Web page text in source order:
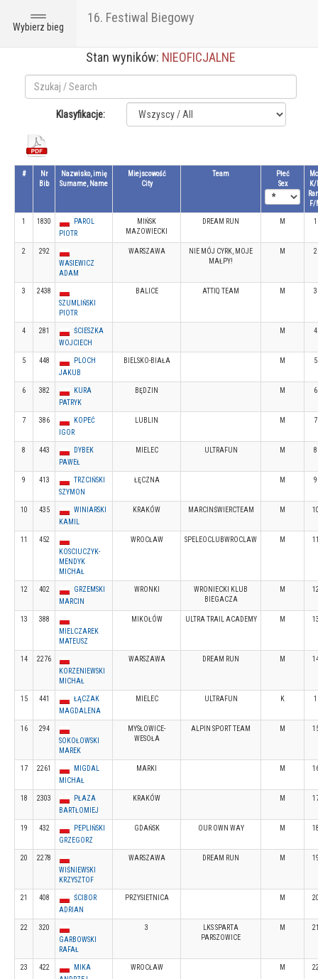
Toggle
navigation
Wybierz bieg
16. Festiwal Biegowy
Stan wyników: NIEOFICJALNE
Klasyfikacje:
#
Nr
Bib
Nazwisko, imię
Surname, Name
Miejscowość
City
Team
Płeć
Sex
K/
F/
1 1830
PAROL
PIOTR
MIŃSK
MAZOWIECKI
DREAM RUN M 1
2
292
WASIEWICZ
ADAM
WARSZAWA
NIE MÓJ CYRK, MOJE
MAŁPY!
M 2
3
2438
SZUMLIŃSKI
PIOTR
BALICE ATTIQ TEAM M 3
4 281
ŚCIESZKA
WOJCIECH
M 4
5 448
PLOCH
JAKUB
BIELSKO-BIAŁA M 5
6 382
KURA
PATRYK
BĘDZIN M 6
7 386
KOPEĆ
IGOR
LUBLIN M 7
8 443
DYBEK
PAWEŁ
MIELEC ULTRAFUN M 8
9 413
TRZCIŃSKI
SZYMON
ŁĘCZNA M 9
10 435
WINIARSKI
KAMIL
KRAKÓW MARCINŚWIERCTEAM M
11
452
KOSCIUCZYK-
MENDYK
MICHAŁ
WROCŁAW SPELEOCLUBWROCLAW M
12 402
GRZEMSKI
MARCIN
WRONKI
WRONIECKI KLUB
BIEGACZA
M
13
388
MIELCZAREK
MATEUSZ
MIKOŁÓW ULTRA TRAIL ACADEMY M
14
2276
KORZENIEWSKI
MICHAŁ
WARSZAWA DREAM RUN M
15 441
ŁĄCZAK
MAGDALENA
MIELEC ULTRAFUN K 1
16
294
SOKOŁOWSKI
MAREK
MYSŁOWICE-
WESOŁA
ALPIN SPORT TEAM M
17 2261
MIGDAL
MICHAŁ
MARKI M
18 2303
PŁAZA
BARTŁOMIEJ
KRAKÓW M
19 432
PEPLIŃSKI
GRZEGORZ
GDAŃSK OUR OWN WAY M
20
2278
WIŚNIEWSKI
KRZYSZTOF
WARSZAWA DREAM RUN M
21 408
ŚCIBOR
ADRIAN
PRZYSIETNICA M
22
320
GARBOWSKI
RAFAŁ
3
LKS SPARTA
PARSZOWICE
M
23 422
MIKA
WROCŁAW M